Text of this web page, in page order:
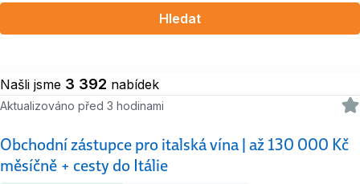
Hledat
Našli jsme 3 392 nabídek
Obchodní zástupce pro italská vína | až 130 000 Kč
měsíčně + cesty do Itálie
Aktualizováno před 3 hodinami